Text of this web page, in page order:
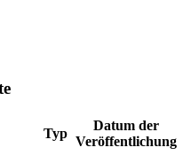
Typ
Datum der
Veröffentlichung